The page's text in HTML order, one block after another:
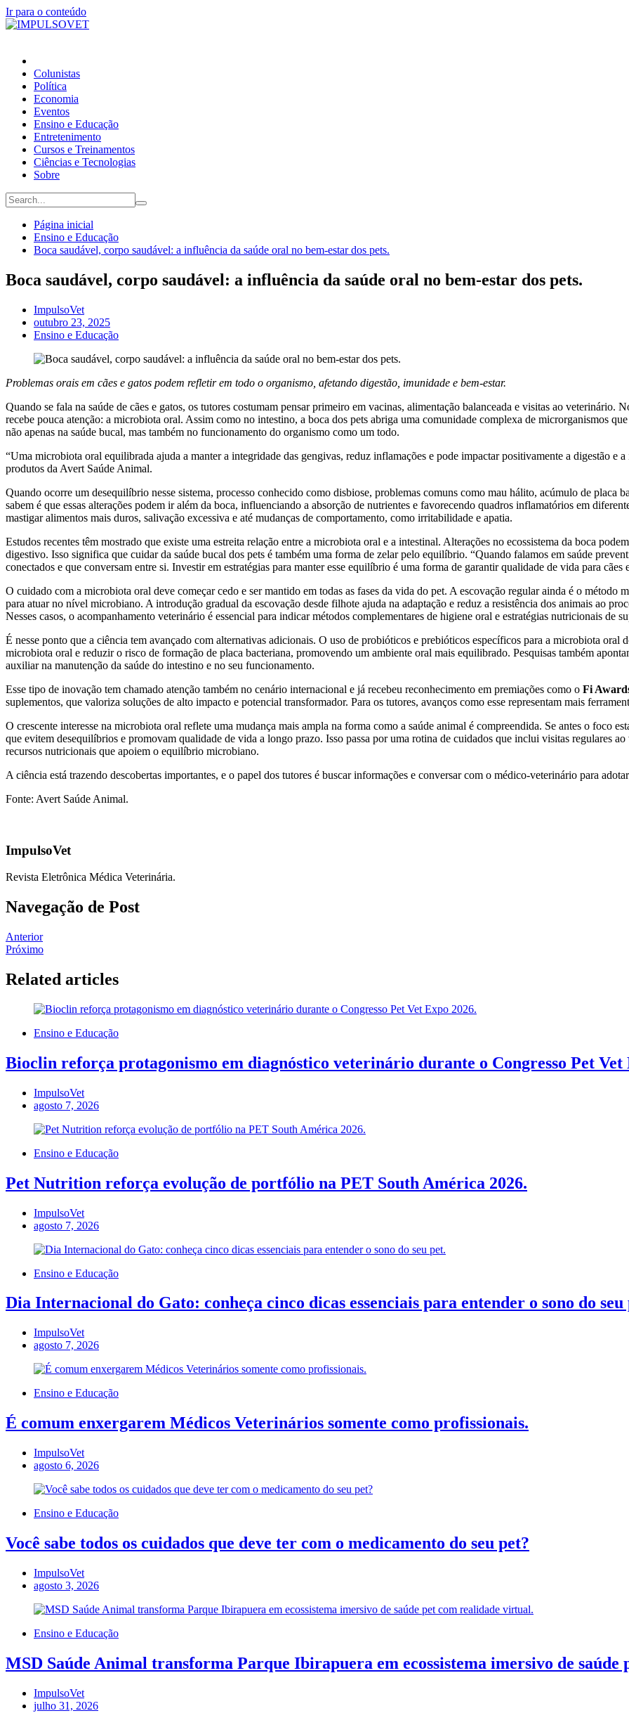
Ir para o conteúdo
Colunistas
Política
Economia
Eventos
Ensino e Educação
Entretenimento
Cursos e Treinamentos
Ciências e Tecnologias
Sobre
Página inicial
Ensino e Educação
Boca saudável, corpo saudável: a influência da saúde oral no bem-estar dos pets.
Boca saudável, corpo saudável: a influência da saúde oral no bem-estar dos pets.
ImpulsoVet
outubro 23, 2025
Ensino e Educação
Problemas orais em cães e gatos podem refletir em todo o organismo, afetando digestão, imunidade e bem-estar.
Quando se fala na saúde de cães e gatos, os tutores costumam pensar primeiro em vacinas, alimentação balanceada e visitas ao veterinário.
recebe pouca atenção: a microbiota oral. Assim como no intestino, a boca dos pets abriga uma comunidade complexa de microrganismos
não apenas na saúde bucal, mas também no funcionamento do organismo como um todo.
“Uma microbiota oral equilibrada ajuda a manter a integridade das gengivas, reduz inflamações e pode impactar positivamente a digestão
produtos da Avert Saúde Animal.
Quando ocorre um desequilíbrio nesse sistema, processo conhecido como disbiose, problemas comuns como mau hálito, acúmulo de placa
sabem é que essas alterações podem ir além da boca, influenciando a absorção de nutrientes e favorecendo quadros inflamatórios em
mastigar alimentos mais duros, salivação excessiva e até mudanças de comportamento, como irritabilidade e apatia.
Estudos recentes têm mostrado que existe uma estreita relação entre a microbiota oral e a intestinal. Alterações no ecossistema da boca
digestivo. Isso significa que cuidar da saúde bucal dos pets é também uma forma de zelar pelo equilíbrio. “Quando falamos em saúde
conectados e que conversam entre si. Investir em estratégias para manter esse equilíbrio é uma forma de garantir qualidade de vida para cães
O cuidado com a microbiota oral deve começar cedo e ser mantido em todas as fases da vida do pet. A escovação regular ainda é o método
para atuar no nível microbiano. A introdução gradual da escovação desde filhote ajuda na adaptação e reduz a resistência dos animais ao
Nesses casos, o acompanhamento veterinário é essencial para indicar métodos complementares de higiene oral e estratégias nutricionais de
É nesse ponto que a ciência tem avançado com alternativas adicionais. O uso de probióticos e prebióticos específicos para a microbiota oral
microbiota oral e reduzir o risco de formação de placa bacteriana, promovendo um ambiente oral mais equilibrado. Pesquisas também
auxiliar na manutenção da saúde do intestino e no seu funcionamento.
Esse tipo de inovação tem chamado atenção também no cenário internacional e já recebeu reconhecimento em premiações como o Fi
suplementos, que valoriza soluções de alto impacto e potencial transformador. Para os tutores, avanços como esse representam mais
O crescente interesse na microbiota oral reflete uma mudança mais ampla na forma como a saúde animal é compreendida. Se antes o foco
que evitem desequilíbrios e promovam qualidade de vida a longo prazo. Isso passa por uma rotina de cuidados que inclui visitas regulares
recursos nutricionais que apoiem o equilíbrio microbiano.
A ciência está trazendo descobertas importantes, e o papel dos tutores é buscar informações e conversar com o médico-veterinário para
Fonte: Avert Saúde Animal.
ImpulsoVet
Revista Eletrônica Médica Veterinária.
Navegação de Post
Anterior
Próximo
Related articles
Ensino e Educação
Bioclin reforça protagonismo em diagnóstico veterinário durante o Congresso Pet Vet
ImpulsoVet
agosto 7, 2026
Ensino e Educação
Pet Nutrition reforça evolução de portfólio na PET South América 2026.
ImpulsoVet
agosto 7, 2026
Ensino e Educação
Dia Internacional do Gato: conheça cinco dicas essenciais para entender o sono do seu
ImpulsoVet
agosto 7, 2026
Ensino e Educação
É comum enxergarem Médicos Veterinários somente como profissionais.
ImpulsoVet
agosto 6, 2026
Ensino e Educação
Você sabe todos os cuidados que deve ter com o medicamento do seu pet?
ImpulsoVet
agosto 3, 2026
Ensino e Educação
MSD Saúde Animal transforma Parque Ibirapuera em ecossistema imersivo de
ImpulsoVet
julho 31, 2026